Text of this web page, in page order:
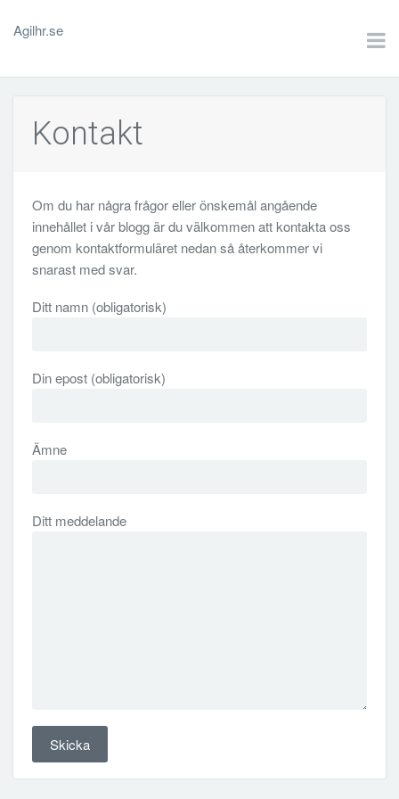
Agilhr.se
Kontakt
Om du har några frågor eller önskemål angående
innehållet i vår blogg är du välkommen att kontakta oss
genom kontaktformuläret nedan så återkommer vi
snarast med svar.
Ditt namn (obligatorisk)
Din epost (obligatorisk)
Ämne
Ditt meddelande